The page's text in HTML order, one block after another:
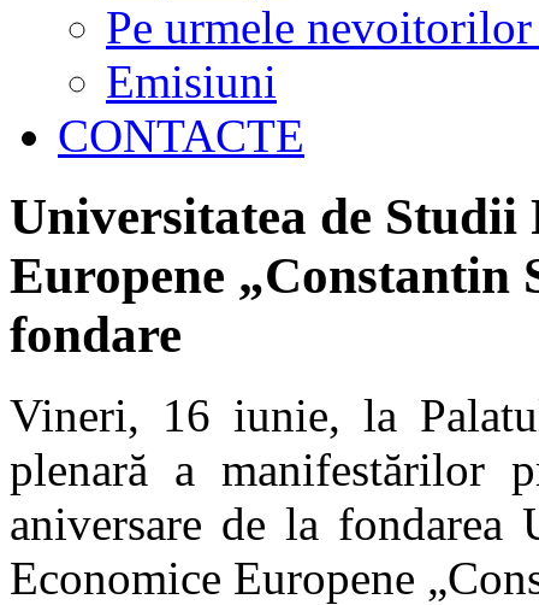
Pe urmele nevoitorilor
Emisiuni
CONTACTE
Universitatea de Studii
Europene „Constantin
fondare
Vineri, 16 iunie, la
plenară a manifestărilor
aniversare de la
Economice Europene